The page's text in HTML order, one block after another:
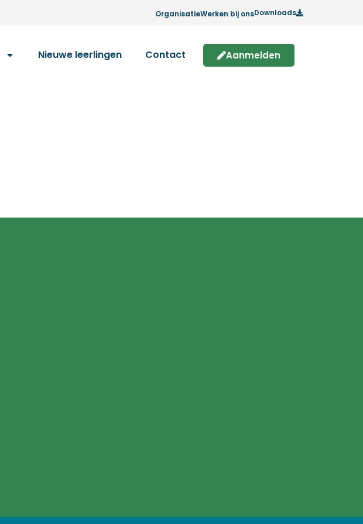
OrganisatieWerken bij onsDownloads
Nieuwe leerlingen Contact Aanmelden